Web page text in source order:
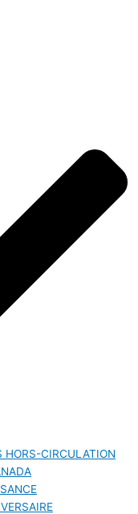
HORS-CIRCULATION